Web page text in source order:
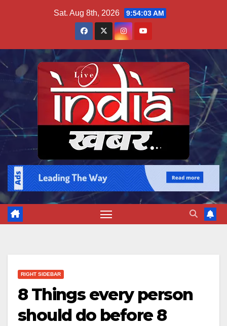
Sat. Aug 8th, 2026 9:54:04 AM
RIGHT SIDEBAR
8 Things every person
should do before 8